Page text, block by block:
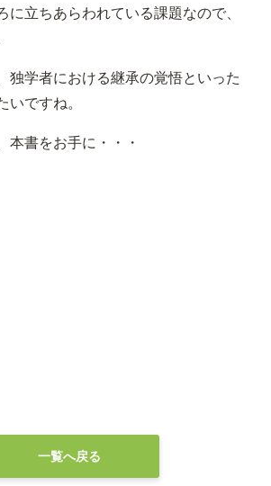
に立ちあらわれている課題なので、
独学者における継承の覚悟といった
いですね。
本書をお手に・・・
一覧へ戻る